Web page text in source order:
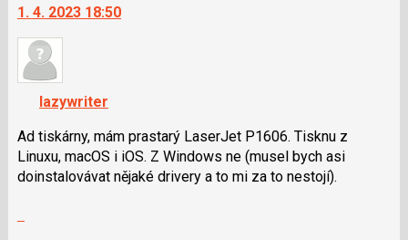
další
nový
názor.
navigaci
lze
použít
i
klávesy
1. 4. 2023 18:50
lazywriter
Ad tiskárny, mám prastarý LaserJet P1606. Tisknu z
Linuxu, macOS i iOS. Z Windows ne (musel bych asi
doinstalovávat nějaké drivery a to mi za to nestojí).